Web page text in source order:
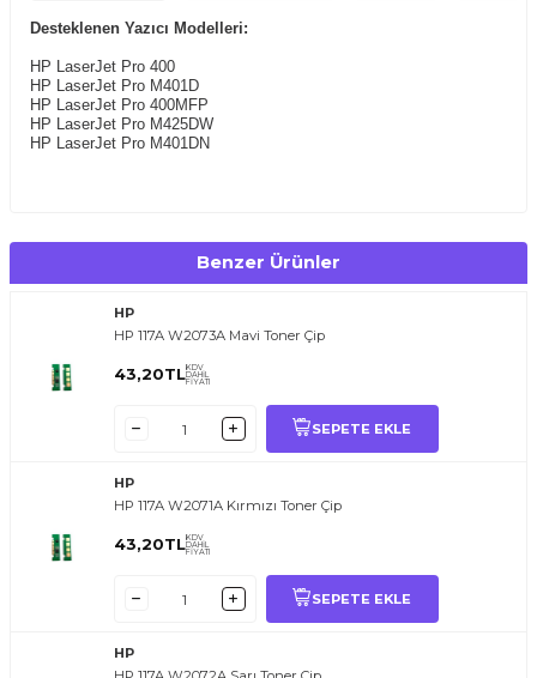
Desteklenen Yazıcı Modelleri:
HP LaserJet Pro 400
HP LaserJet Pro M401D
HP LaserJet Pro 400MFP
HP LaserJet Pro M425DW
HP LaserJet Pro M401DN
Benzer Ürünler
HP
HP 117A W2073A Mavi Toner Çip
43,20TLKDV
DAHİL
FİYATI
SEPETE EKLE
HP
HP 117A W2071A Kırmızı Toner Çip
43,20TLKDV
DAHİL
FİYATI
SEPETE EKLE
HP